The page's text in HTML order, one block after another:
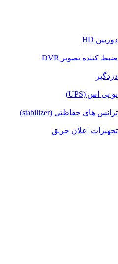
دوربین HD
ضبط کننده تصویر DVR
دزدگیر
یو پی اس (UPS)
ترانس های حفاظتی (stabilizer)
تجهیزات اعلان حریق